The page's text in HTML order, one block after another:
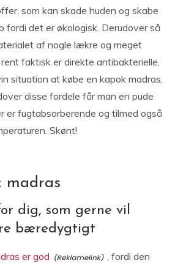
som kan skade huden og skabe
fordi det er økologisk. Derudover så
af nogle lækre og meget
faktisk er direkte antibakterielle.
situation at købe en kapok madras,
disse fordele får man en pude
er fugtabsorberende og tilmed også
Skønt!
madras
dig, som gerne vil
bæredygtigt
er god
, fordi den